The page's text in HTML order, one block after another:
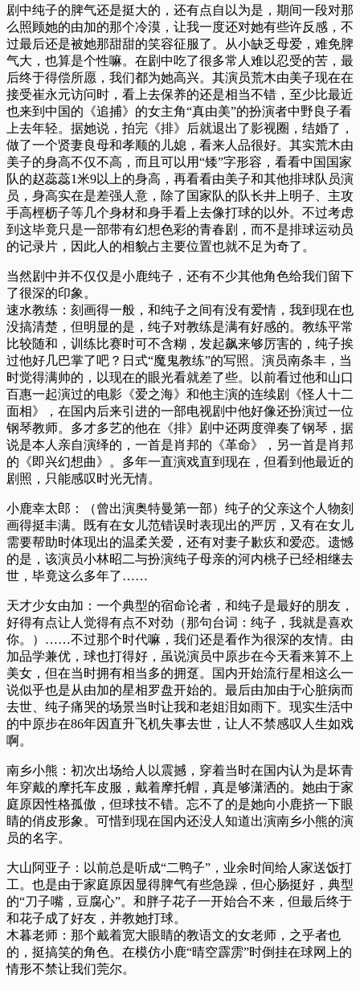
剧中纯子的脾气还是挺大的，还有点自以为是，期间一段对那
么照顾她的由加的那个冷漠，让我一度还对她有些许反感，不
过最后还是被她那甜甜的笑容征服了。从小缺乏母爱，难免脾
气大，也算是个性嘛。在剧中吃了很多常人难以忍受的苦，最
后终于得偿所愿，我们都为她高兴。其演员荒木由美子现在在
接受崔永元访问时，看上去保养的还是相当不错，至少比最近
也来到中国的《追捕》的女主角“真由美”的扮演者中野良子看
上去年轻。据她说，拍完《排》后就退出了影视圈，结婚了，
做了一个贤妻良母和孝顺的儿媳，看来人品很好。其实荒木由
美子的身高不仅不高，而且可以用“矮”字形容，看看中国国家
队的赵蕊蕊1米9以上的身高，再看看由美子和其他排球队员演
员，身高实在是差强人意，除了国家队的队长井上明子、主攻
手高桱枥子等几个身材和身手看上去像打球的以外。不过考虑
到这毕竟只是一部带有幻想色彩的青春剧，而不是排球运动员
的记录片，因此人的相貌占主要位置也就不足为奇了。
当然剧中并不仅仅是小鹿纯子，还有不少其他角色给我们留下
了很深的印象。
速水教练：刻画得一般，和纯子之间有没有爱情，我到现在也
没搞清楚，但明显的是，纯子对教练是满有好感的。教练平常
比较随和，训练比赛时可不含糊，发起飙来够厉害的，纯子挨
过他好几巴掌了吧？日式“魔鬼教练”的写照。演员南条丰，当
时觉得满帅的，以现在的眼光看就差了些。以前看过他和山口
百惠一起演过的电影《爱之海》和他主演的连续剧《怪人十二
面相》，在国内后来引进的一部电视剧中他好像还扮演过一位
钢琴教师。多才多艺的他在《排》剧中还两度弹奏了钢琴，据
说是本人亲自演绎的，一首是肖邦的《革命》，另一首是肖邦
的《即兴幻想曲》。多年一直演戏直到现在，但看到他最近的
剧照，只能感叹时光无情。
小鹿幸太郎：（曾出演奥特曼第一部）纯子的父亲这个人物刻
画得挺丰满。既有在女儿范错误时表现出的严厉，又有在女儿
需要帮助时体现出的温柔关爱，还有对妻子歉疚和爱恋。遗憾
的是，该演员小林昭二与扮演纯子母亲的河内桃子已经相继去
世，毕竟这么多年了……
天才少女由加：一个典型的宿命论者，和纯子是最好的朋友，
好得有点让人觉得有点不对劲（那句台词：纯子，我就是喜欢
你。）……不过那个时代嘛，我们还是看作为很深的友情。由
加品学兼优，球也打得好，虽说演员中原步在今天看来算不上
美女，但在当时拥有相当多的拥趸。国内开始流行星相这么一
说似乎也是从由加的星相罗盘开始的。最后由加由于心脏病而
去世、纯子痛哭的场景当时让我和老姐泪如雨下。现实生活中
的中原步在86年因直升飞机失事去世，让人不禁感叹人生如戏
啊。
南乡小熊：初次出场给人以震撼，穿着当时在国内认为是坏青
年穿戴的摩托车皮服，戴着摩托帽，真是够潇洒的。她由于家
庭原因性格孤傲，但球技不错。忘不了的是她向小鹿挤一下眼
睛的俏皮形象。可惜到现在国内还没人知道出演南乡小熊的演
员的名字。
大山阿亚子：以前总是听成“二鸭子”，业余时间给人家送饭打
工。也是由于家庭原因显得脾气有些急躁，但心肠挺好，典型
的“刀子嘴，豆腐心”。和胖子花子一开始合不来，但最后终于
和花子成了好友，并教她打球。
木暮老师：那个戴着宽大眼睛的教语文的女老师，之乎者也
的，挺搞笑的角色。在模仿小鹿“晴空霹雳”时倒挂在球网上的
情形不禁让我们莞尔。